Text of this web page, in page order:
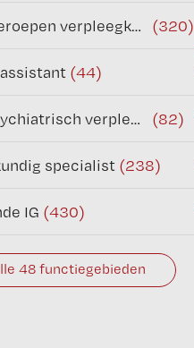
Overige beroepen verpleegkunde (320)
(44)
Sociaal psychiatrisch verpleegkundige (82)
specialist (238)
IG (430)
48 functiegebieden